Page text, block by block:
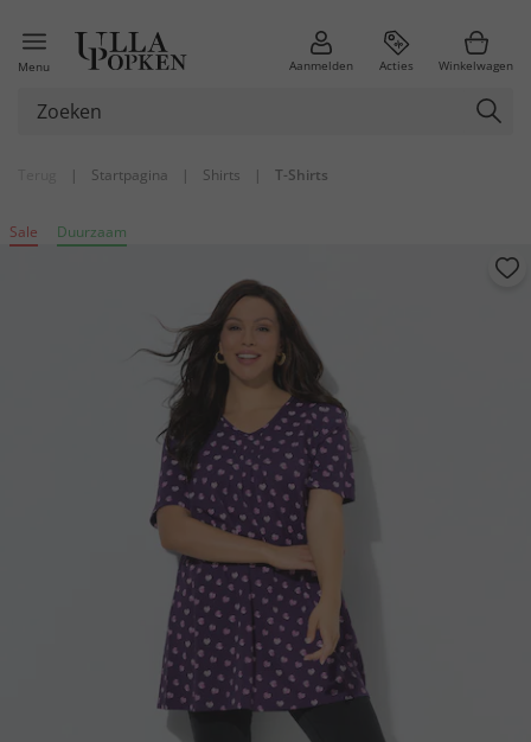
Menu Aanmelden Acties Winkelwagen
| Startpagina | Shirts | T-Shirts
Sale Duurzaam